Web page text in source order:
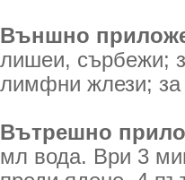
Външно
лишеи, сърбежи;
лимфни жлези; за
Вътрешно
мл вода. Ври 3